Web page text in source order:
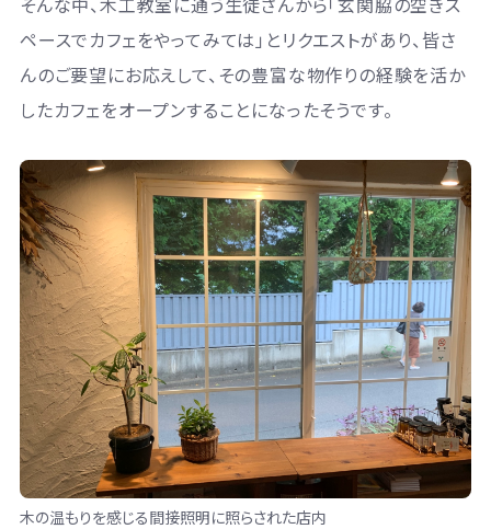
ペースでカフェをやってみては」とリクエストがあり、皆さ
んのご要望にお応えして、その豊富な物作りの経験を活か
したカフェをオープンすることになったそうです。
木の温もりを感じる間接照明に照らされた店内